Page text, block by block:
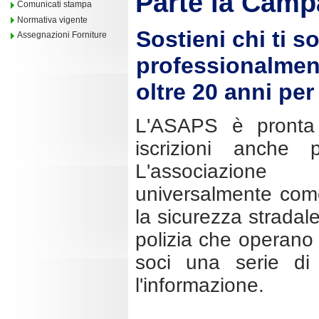
Comunicati stampa
Normativa vigente
Assegnazioni Forniture
Sostieni chi ti
oltre 20 anni
L'ASAPS è
iscrizioni
universalmente
la sicurezza
polizia che
soci una serie di
l'informazione.